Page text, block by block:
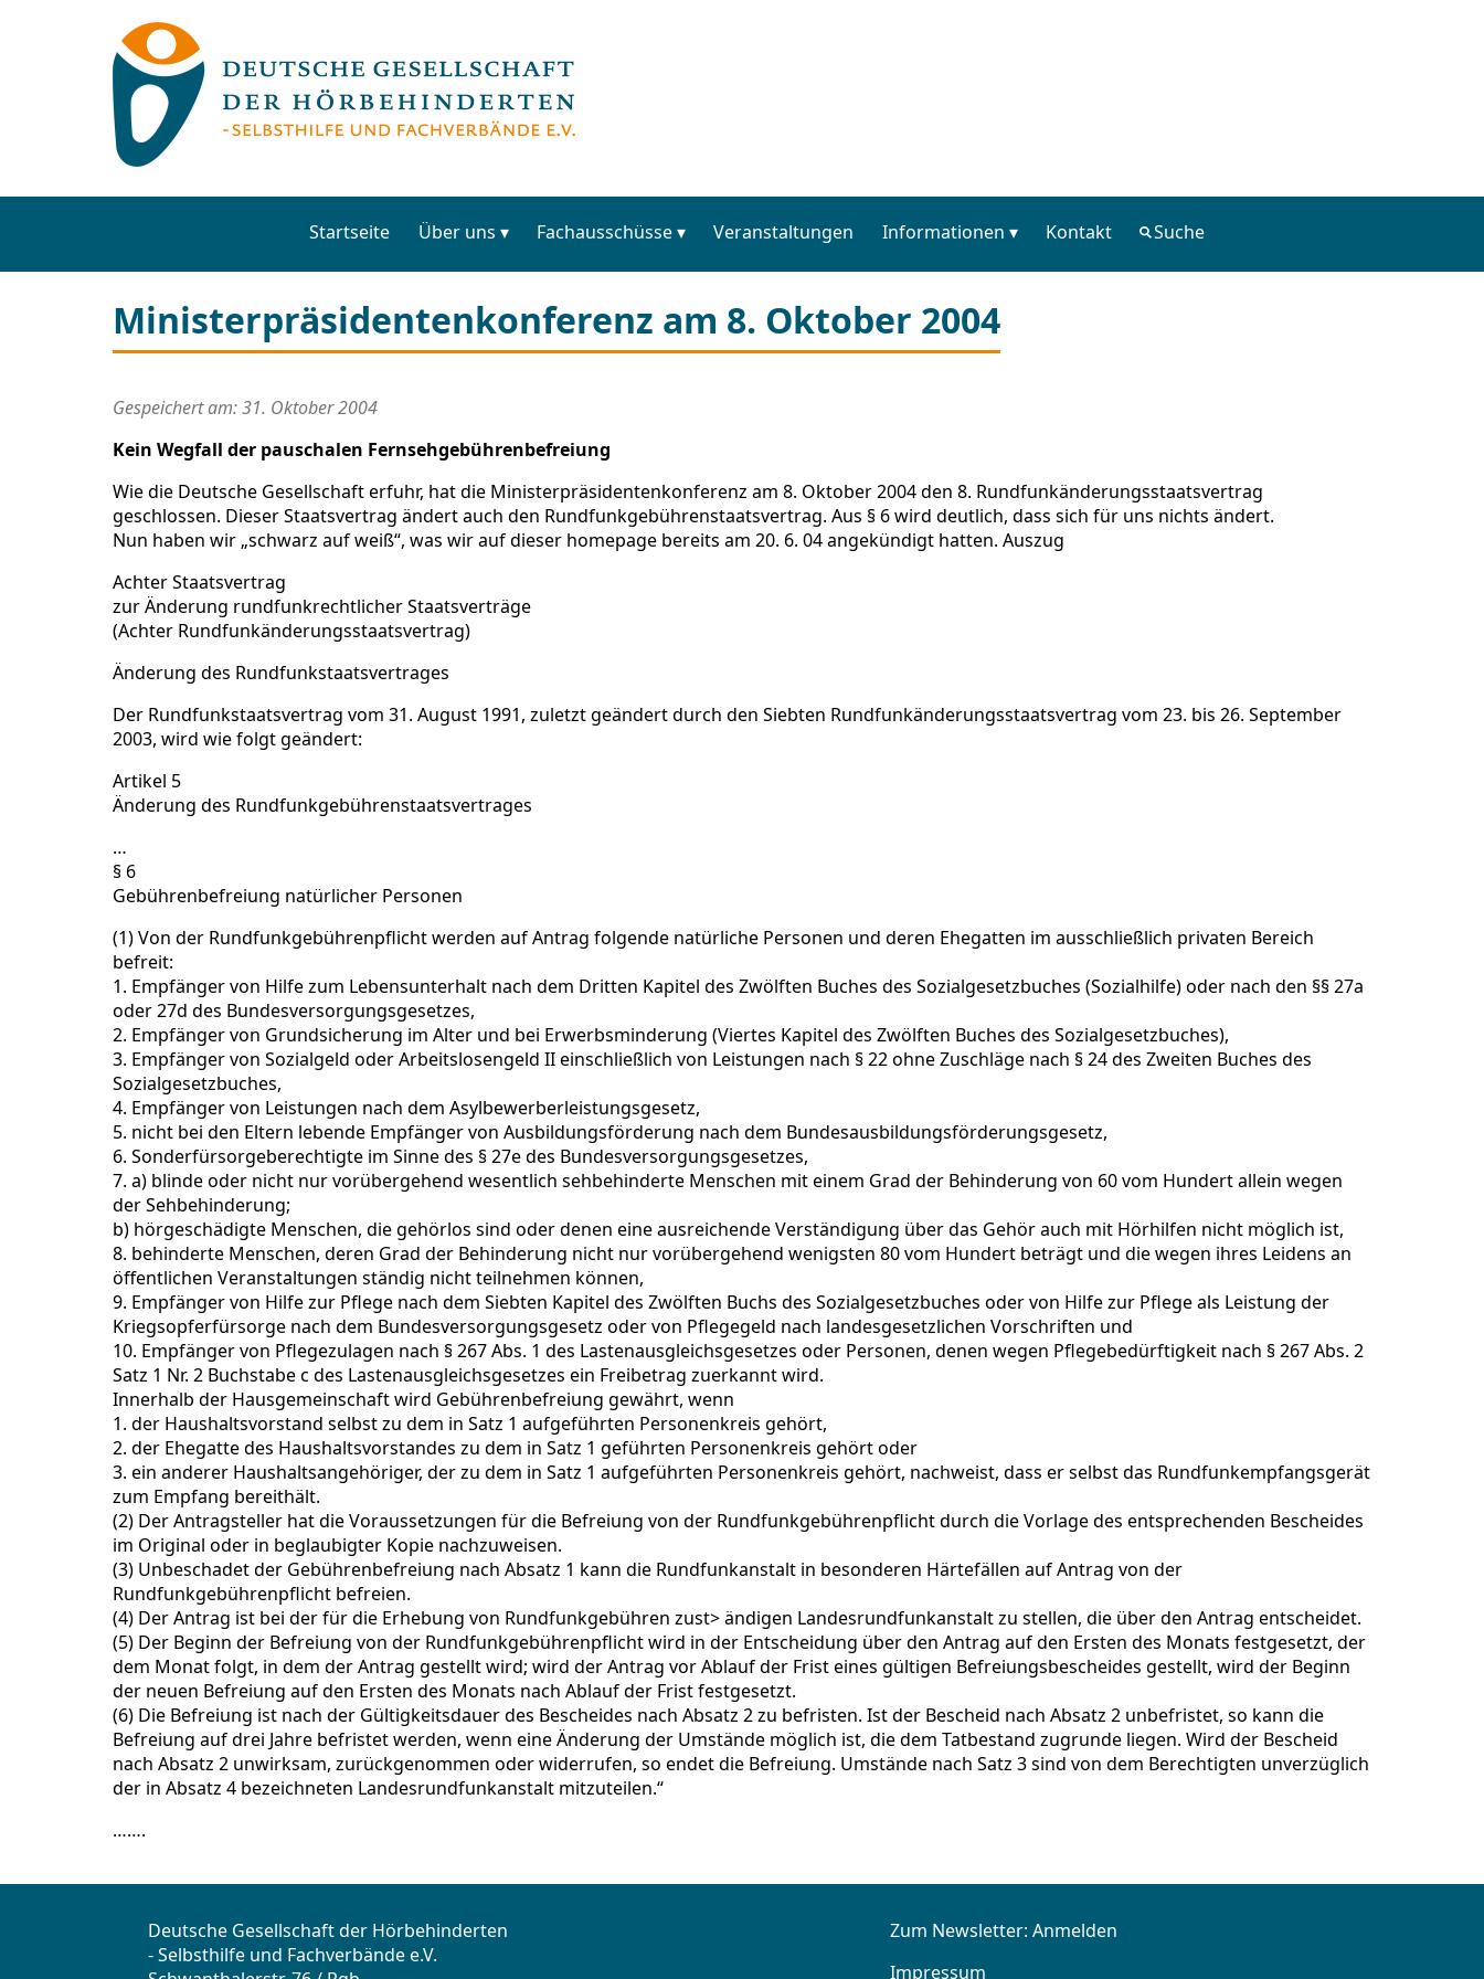
Startseite Über uns Fachausschüsse Veranstaltungen Informationen Kontakt Suche
Ministerpräsidentenkonferenz am 8. Oktober 2004
Gespeichert am: 31. Oktober 2004
Kein Wegfall der pauschalen Fernsehgebührenbefreiung
Wie die Deutsche Gesellschaft erfuhr, hat die Ministerpräsidentenkonferenz am 8. Oktober 2004 den 8. Rundfunkänderungsstaatsvertrag
geschlossen. Dieser Staatsvertrag ändert auch den Rundfunkgebührenstaatsvertrag. Aus § 6 wird deutlich, dass sich für uns nichts ändert.
Nun haben wir „schwarz auf weiß“, was wir auf dieser homepage bereits am 20. 6. 04 angekündigt hatten. Auszug
Achter Staatsvertrag
zur Änderung rundfunkrechtlicher Staatsverträge
(Achter Rundfunkänderungsstaatsvertrag)
Änderung des Rundfunkstaatsvertrages
Der Rundfunkstaatsvertrag vom 31. August 1991, zuletzt geändert durch den Siebten Rundfunkänderungsstaatsvertrag vom 23. bis 26. September
2003, wird wie folgt geändert:
Artikel 5
Änderung des Rundfunkgebührenstaatsvertrages
…
§ 6
Gebührenbefreiung natürlicher Personen
(1) Von der Rundfunkgebührenpflicht werden auf Antrag folgende natürliche Personen und deren Ehegatten im ausschließlich privaten Bereich
befreit:
1. Empfänger von Hilfe zum Lebensunterhalt nach dem Dritten Kapitel des Zwölften Buches des Sozialgesetzbuches (Sozialhilfe) oder nach den §§ 27a
oder 27d des Bundesversorgungsgesetzes,
2. Empfänger von Grundsicherung im Alter und bei Erwerbsminderung (Viertes Kapitel des Zwölften Buches des Sozialgesetzbuches),
3. Empfänger von Sozialgeld oder Arbeitslosengeld II einschließlich von Leistungen nach § 22 ohne Zuschläge nach § 24 des Zweiten Buches des
Sozialgesetzbuches,
4. Empfänger von Leistungen nach dem Asylbewerberleistungsgesetz,
5. nicht bei den Eltern lebende Empfänger von Ausbildungsförderung nach dem Bundesausbildungsförderungsgesetz,
6. Sonderfürsorgeberechtigte im Sinne des § 27e des Bundesversorgungsgesetzes,
7. a) blinde oder nicht nur vorübergehend wesentlich sehbehinderte Menschen mit einem Grad der Behinderung von 60 vom Hundert allein wegen
der Sehbehinderung;
b) hörgeschädigte Menschen, die gehörlos sind oder denen eine ausreichende Verständigung über das Gehör auch mit Hörhilfen nicht möglich ist,
8. behinderte Menschen, deren Grad der Behinderung nicht nur vorübergehend wenigsten 80 vom Hundert beträgt und die wegen ihres Leidens an
öffentlichen Veranstaltungen ständig nicht teilnehmen können,
9. Empfänger von Hilfe zur Pflege nach dem Siebten Kapitel des Zwölften Buchs des Sozialgesetzbuches oder von Hilfe zur Pflege als Leistung der
Kriegsopferfürsorge nach dem Bundesversorgungsgesetz oder von Pflegegeld nach landesgesetzlichen Vorschriften und
10. Empfänger von Pflegezulagen nach § 267 Abs. 1 des Lastenausgleichsgesetzes oder Personen, denen wegen Pflegebedürftigkeit nach § 267 Abs. 2
Satz 1 Nr. 2 Buchstabe c des Lastenausgleichsgesetzes ein Freibetrag zuerkannt wird.
Innerhalb der Hausgemeinschaft wird Gebührenbefreiung gewährt, wenn
1. der Haushaltsvorstand selbst zu dem in Satz 1 aufgeführten Personenkreis gehört,
2. der Ehegatte des Haushaltsvorstandes zu dem in Satz 1 geführten Personenkreis gehört oder
3. ein anderer Haushaltsangehöriger, der zu dem in Satz 1 aufgeführten Personenkreis gehört, nachweist, dass er selbst das Rundfunkempfangsgerät
zum Empfang bereithält.
(2) Der Antragsteller hat die Voraussetzungen für die Befreiung von der Rundfunkgebührenpflicht durch die Vorlage des entsprechenden Bescheides
im Original oder in beglaubigter Kopie nachzuweisen.
(3) Unbeschadet der Gebührenbefreiung nach Absatz 1 kann die Rundfunkanstalt in besonderen Härtefällen auf Antrag von der
Rundfunkgebührenpflicht befreien.
(4) Der Antrag ist bei der für die Erhebung von Rundfunkgebühren zust> ändigen Landesrundfunkanstalt zu stellen, die über den Antrag entscheidet.
(5) Der Beginn der Befreiung von der Rundfunkgebührenpflicht wird in der Entscheidung über den Antrag auf den Ersten des Monats festgesetzt, der
dem Monat folgt, in dem der Antrag gestellt wird; wird der Antrag vor Ablauf der Frist eines gültigen Befreiungsbescheides gestellt, wird der Beginn
der neuen Befreiung auf den Ersten des Monats nach Ablauf der Frist festgesetzt.
(6) Die Befreiung ist nach der Gültigkeitsdauer des Bescheides nach Absatz 2 zu befristen. Ist der Bescheid nach Absatz 2 unbefristet, so kann die
Befreiung auf drei Jahre befristet werden, wenn eine Änderung der Umstände möglich ist, die dem Tatbestand zugrunde liegen. Wird der Bescheid
nach Absatz 2 unwirksam, zurückgenommen oder widerrufen, so endet die Befreiung. Umstände nach Satz 3 sind von dem Berechtigten unverzüglich
der in Absatz 4 bezeichneten Landesrundfunkanstalt mitzuteilen.“
…….
Deutsche Gesellschaft der Hörbehinderten
- Selbsthilfe und Fachverbände e.V.
Zum Newsletter:Anmelden
Impressum